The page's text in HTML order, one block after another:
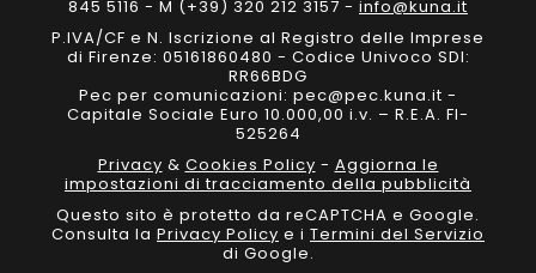
845 5116 - M (+39) 320 212 3157 - info@kuna.it
P.IVA/CF e N. Iscrizione al Registro delle Imprese
di Firenze: 05161860480 - Codice Univoco SDI:
RR66BDG
Pec per comunicazioni: pec@pec.kuna.it -
Capitale Sociale Euro 10.000,00 i.v. – R.E.A. FI-
525264
Privacy & Cookies Policy - Aggiorna le
impostazioni di tracciamento della pubblicità
Questo sito è protetto da reCAPTCHA e Google.
Consulta la Privacy Policy e i Termini del Servizio
di Google.